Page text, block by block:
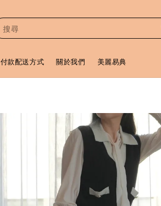
搜尋
付款配送方式 關於我們 美麗易典